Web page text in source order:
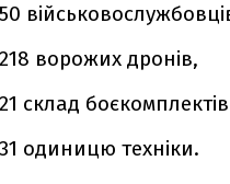
50
218 ворожих дронів,
21 склад
31 одиницю техніки.